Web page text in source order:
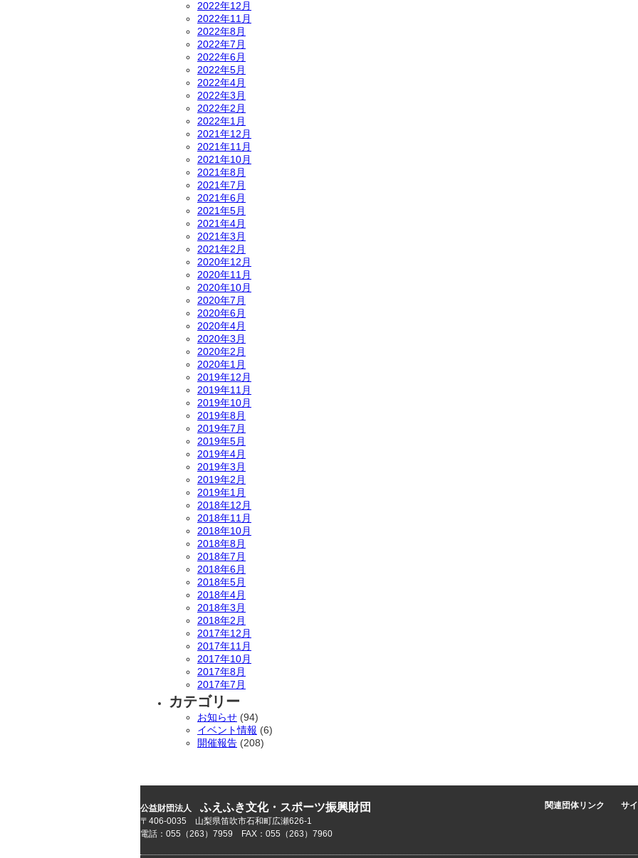
2022年12月
2022年11月
2022年8月
2022年7月
2022年6月
2022年5月
2022年4月
2022年3月
2022年2月
2022年1月
2021年12月
2021年11月
2021年10月
2021年8月
2021年7月
2021年6月
2021年5月
2021年4月
2021年3月
2021年2月
2020年12月
2020年11月
2020年10月
2020年7月
2020年6月
2020年4月
2020年3月
2020年2月
2020年1月
2019年12月
2019年11月
2019年10月
2019年8月
2019年7月
2019年5月
2019年4月
2019年3月
2019年2月
2019年1月
2018年12月
2018年11月
2018年10月
2018年8月
2018年7月
2018年6月
2018年5月
2018年4月
2018年3月
2018年2月
2017年12月
2017年11月
2017年10月
2017年8月
2017年7月
カテゴリー
お知らせ (94)
イベント情報 (6)
開催報告 (208)
公益財団法人 ふえふき文化・スポーツ振興財団
〒406-0035 山梨県笛吹市石和町広瀬626-1
電話：055（263）7959 FAX：055（263）7960
関連団体リンク サ